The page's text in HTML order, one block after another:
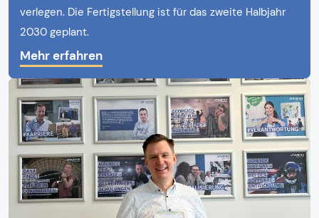
verlegen. Die Fertigstellung ist für das zweite Halbjahr
2030 geplant.
Mehr erfahren